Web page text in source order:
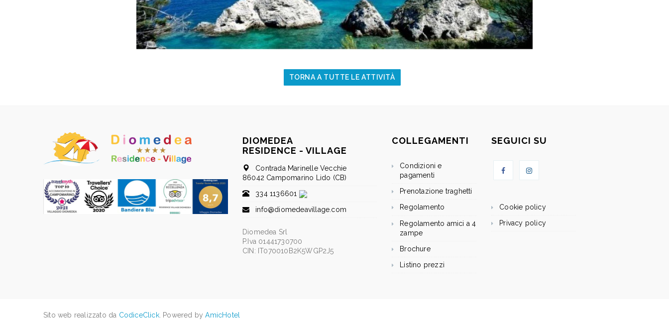
TORNA A TUTTE LE ATTIVITÀ
DIOMEDEA
RESIDENCE - VILLAGE
Contrada Marinelle Vecchie
86042 Campomarino Lido (CB)
334 1136601
info@diomedeavillage.com
Diomedea Srl
P.Iva 01441730700
CIN: IT070010B2K5WGP2J5
COLLEGAMENTI
Condizioni e
pagamenti
Prenotazione traghetti
Regolamento
Regolamento amici a 4
zampe
Brochure
Listino prezzi
SEGUICI SU
Cookie policy
Privacy policy
Sito web realizzato da CodiceClick. Powered byAmicHotel